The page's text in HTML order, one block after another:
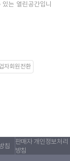
는 열린공간입니
자회원전환
침
판매자 개인정보처리
방침